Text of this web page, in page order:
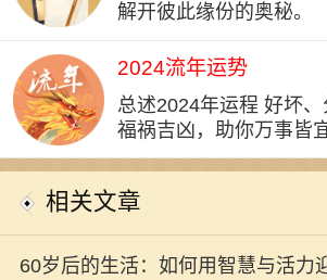
解开彼此缘份的奥秘。
2024流年运势
总述2024年运程 好坏、
福祸吉凶，助你万事皆宜
相关文章
60岁后的生活：如何用智慧与活力